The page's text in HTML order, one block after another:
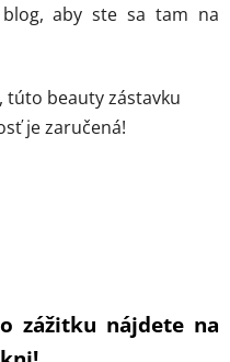
aby ste sa tam na
túto beauty zástavku
je zaručená!
zážitku nájdete na